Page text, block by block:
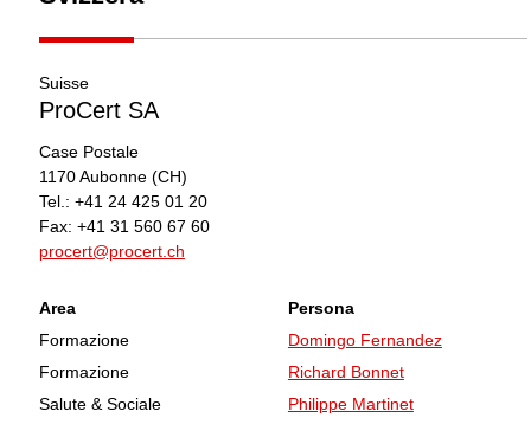
Suisse
ProCert SA
Case Postale
1170Aubonne (CH)
Tel.: +41 24 425 01 20
Fax: +41 31 560 67 60
procert@procert.ch
Area
Persona
Formazione
Domingo Fernandez
Formazione
Richard Bonnet
Salute & Sociale
Philippe Martinet